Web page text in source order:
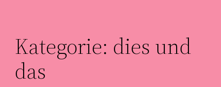
Kategorie: dies und
das